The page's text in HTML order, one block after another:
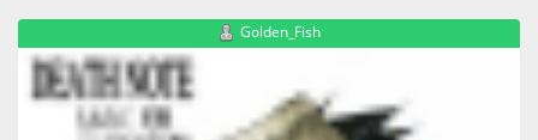
Golden_Fish